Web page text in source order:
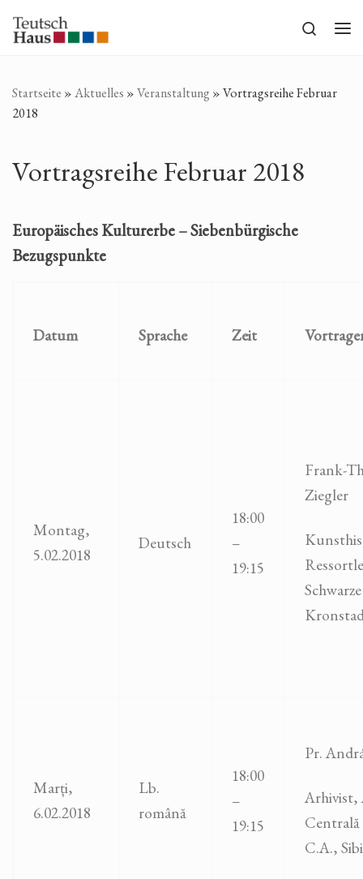
Zum Inhalt springen
Search
Startseite »Aktuelles »Veranstaltung »Vortragsreihe Februar
2018
Vortragsreihe Februar 2018
Europäisches Kulturerbe – Siebenbürgische
Bezugspunkte
Datum Sprache Zeit
Montag,
5.02.2018
Deutsch
18:00
–
19:15
Frank-
Ziegler
Marți,
6.02.2018
Lb.
română
18:00
–
19:15
Pr.
Arhivist,
Centrală
C.A.,